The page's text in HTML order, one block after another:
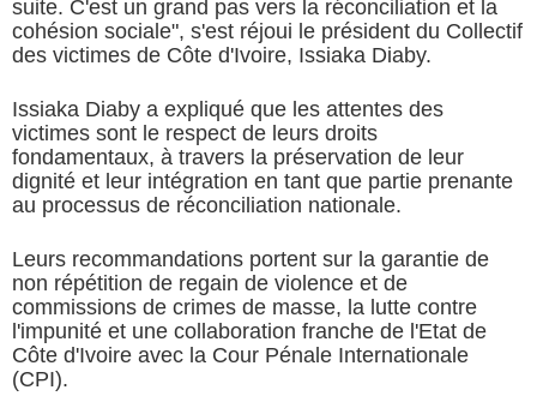
suite. C'est un grand pas vers la réconciliation et la
cohésion sociale", s'est réjoui le président du Collectif
des victimes de Côte d'Ivoire, Issiaka Diaby.
Issiaka Diaby a expliqué que les attentes des
victimes sont le respect de leurs droits
fondamentaux, à travers la préservation de leur
dignité et leur intégration en tant que partie prenante
au processus de réconciliation nationale.
Leurs recommandations portent sur la garantie de
non répétition de regain de violence et de
commissions de crimes de masse, la lutte contre
l'impunité et une collaboration franche de l'Etat de
Côte d'Ivoire avec la Cour Pénale Internationale
(CPI).